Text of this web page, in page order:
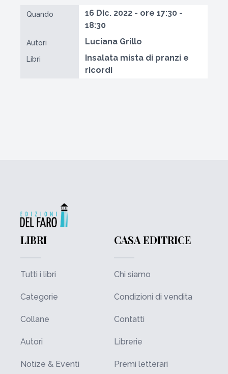
Quando
16 Dic. 2022 - ore 17:30 -
18:30
Autori Luciana Grillo
Libri
Insalata mista di pranzi e
ricordi
LIBRI
Tutti i libri
Categorie
Collane
Autori
Notize & Eventi
CASA EDITRICE
Chi siamo
Condizioni di vendita
Contatti
Librerie
Premi letterari